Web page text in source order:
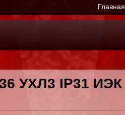
Главная
УХЛ3 IP31 ИЭК